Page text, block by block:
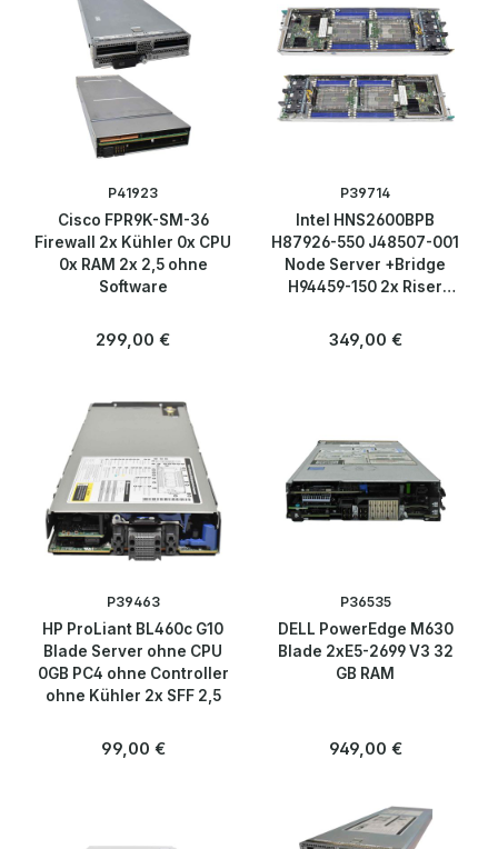
Peripherie & Zubehör
Server
Bandlaufwerke / Tape Drives
Bladecenter
Bladeserver
PDU
Rackserver
Rails
Server Schrank
Storage Systeme
Terminal Server
P41923
Cisco FPR9K-SM-36
Firewall 2x Kühler 0x CPU
0x RAM 2x 2,5 ohne
Software
Regulärer Preis:
299,00 €
P39714
Intel HNS2600BPB
H87926-550 J48507-001
Node Server +Bridge
H94459-150 2x Riser
Regulärer Preis:
349,00 €
P39463
HP ProLiant BL460c G10
Blade Server ohne CPU
0GB PC4 ohne Controller
ohne Kühler 2x SFF 2,5
Regulärer Preis:
99,00 €
P36535
DELL PowerEdge M630
Blade 2xE5-2699 V3 32
GB RAM
Regulärer Preis:
949,00 €